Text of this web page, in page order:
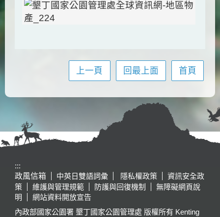
上一頁 回最上面 首頁
:::
政風信箱
中英日雙語詞彙 隱私權政策
資訊安全政
策
維護與管理規範 防護與回復機制
無障礙網頁說
明
網站資料開放宣告
內政部國家公園署 墾丁國家公園管理處 版權所有 Kenting